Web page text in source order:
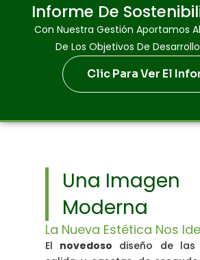
Informe De
Con Nuestra Gestión Aportamos
De Los Objetivos De
Clic Para Ver El
Una Imagen
Moderna
La Nueva Estética Nos
El novedoso diseño de las